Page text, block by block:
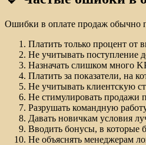
Ошибки в оплате продаж обычно
Платить только процент от
Не учитывать поступление
Назначать слишком много
Платить за показатели, на
Не учитывать клиентскую
Не стимулировать продажи
Разрушать командную
Давать новичкам условия
Вводить бонусы, в которые
Не объяснять менеджерам